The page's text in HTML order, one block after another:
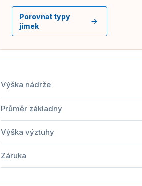
Porovnat typy
jímek
Výška nádrže
Průměr základny
Výška výztuhy
Záruka